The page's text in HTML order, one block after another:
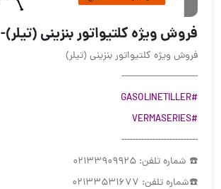
فروش ویژه کلتیواتور بنزینی (تیلر)-
فروش ویژه کلتیواتور بنزینی (تیلر)
---------------------------
#GASOLINETILLER
#VERMASERIES
---------------------------
☎️ شماره تلفن: 02133909925
☎️شماره تلفن: 02133531677